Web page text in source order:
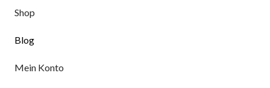
Shop
Blog
Mein Konto